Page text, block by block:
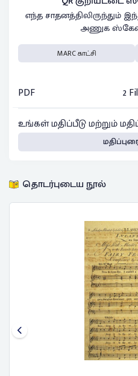
எந்த
அணுக
MARC காட்சி
PDF
2
உங்கள் மதிப்பீடு மற்றும்
தொடர்புடைய நூல்